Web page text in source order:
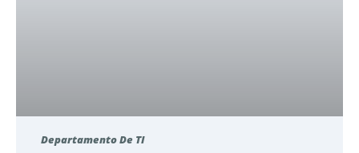
Departamento De TI